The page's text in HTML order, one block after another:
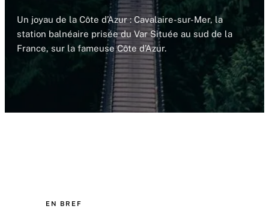
Un joyau de la Côte d’Azur : Cavalaire-sur-Mer, la
station balnéaire prisée du Var Située au sud de la
France, sur la fameuse Côte d’Azur.
EN BREF